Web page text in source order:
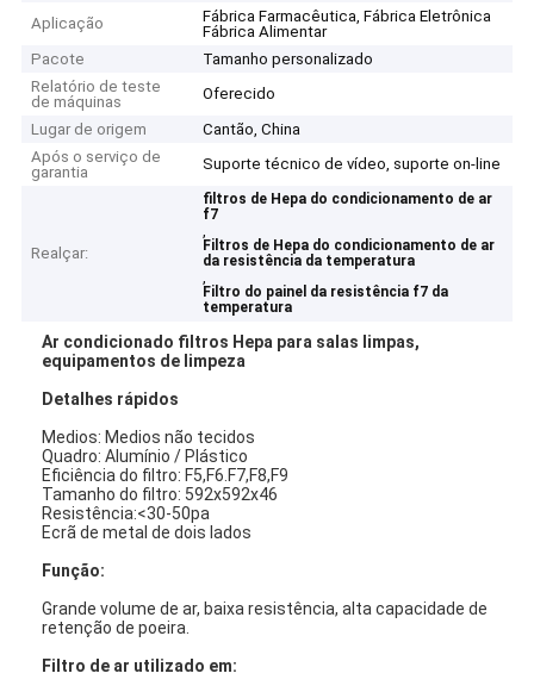
Aplicação
Fábrica Farmacêutica, Fábrica Eletrônica
Fábrica Alimentar
Pacote
Tamanho personalizado
Relatório de teste
de máquinas
Oferecido
Lugar de origem
Cantão, China
Após o serviço de
garantia
Suporte técnico de vídeo, suporte on-line
Realçar:
filtros de Hepa do condicionamento de ar
f7
,
Filtros de Hepa do condicionamento de ar
da resistência da temperatura
,
Filtro do painel da resistência f7 da
temperatura
Ar condicionado filtros Hepa para salas limpas,
equipamentos de limpeza
Detalhes rápidos
Medios: Medios não tecidos
Quadro: Alumínio / Plástico
Eficiência do filtro: F5,F6.F7,F8,F9
Tamanho do filtro: 592x592x46
Resistência:<30-50pa
Ecrã de metal de dois lados
Função:
Grande volume de ar, baixa resistência, alta capacidade de
retenção de poeira.
Filtro de ar utilizado em: